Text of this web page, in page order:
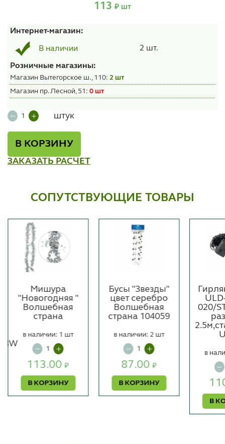
113 ₽ шт
Интернет-магазин:
В наличии 2 шт.
Розничные магазины:
Магазин Вытегорское ш., 110: 2 шт
Магазин пр. Лесной, 51: 0 шт
штук
В КОРЗИНУ
ЗАКАЗАТЬ РАСЧЕТ
СОПУТСТВУЮЩИЕ ТОВАРЫ
Мишура
"Новогодняя "
Волшебная
страна
113.00₽
В КОРЗИНУ
в наличии: 1 шт
Бусы "Звезды"
цвет серебро
Волшебная
страна 104059
87.00₽
В КОРЗИНУ
в наличии: 2 шт
020/
В
в